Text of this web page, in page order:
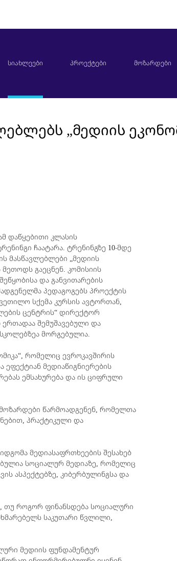
სიახლეები პროექტები მოზარდები
„მედიის
დაწყებითი კლასის
ჩაატარა. ტრენინგზე 10-მდე
მასწავლებლები „მედიის
მეთოდს გაეცნენ. კომისიის
და განვითარების
პედაგოგებს პროექტის
სქემა კურსის ავტორთან,
ცენტრის“ დირექტორ
შემუშავებული და
მორგებულია.
რომელიც ევროკავშირის
ეფექტიან მედიაწიგნიერების
ემსახურება და ის ციფრული
მოზარდები წარმოადგენენ, რომელთა
პრაქტიკული და
მედიასაფრთხეების შესახებ
სოციალურ მედიაზე, რომელიც
ასპექტებზე, კიბერბულინგსა და
თუ როგორ ფინანსდება სოციალური
საკუთარი წვლილი,
მედიის ფუნდამენტურ